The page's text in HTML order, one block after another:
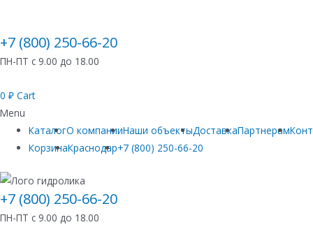
+7 (800) 250-66-20
ПН-ПТ с 9.00 до 18.00
0 ₽ Cart
Menu
КаталогО компанииНаши объектыДоставкаПартнерам
КорзинаКраснодар+7 (800) 250-66-20
+7 (800) 250-66-20
ПН-ПТ с 9.00 до 18.00